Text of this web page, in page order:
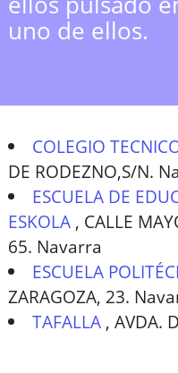
uno de ellos.
COLEGIO
DE RODEZNO,S/N.
ESCUELA DE
ESKOLA , CALLE
65. Navarra
ESCUELA
ZARAGOZA, 23.
TAFALLA ,AVDA.